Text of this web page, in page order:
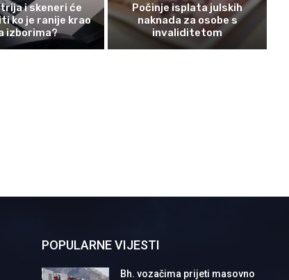
i skeneri će
ko je ranije krao
izborima?
Počinje isplata julskih
naknada za osobe s
invaliditetom
POPULARNE VIJESTI
Bh. vozačima prijeti masovno